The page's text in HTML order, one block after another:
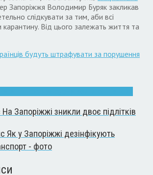
Запоріжжя Володимир Буряк закликав
слідкувати за тим, аби всі
карантину. Від цього залежать життя та
будуть штрафувати за порушення
На Запоріжжі зникли двоє підлітків
Як у Запоріжжі дезінфікують
- фото